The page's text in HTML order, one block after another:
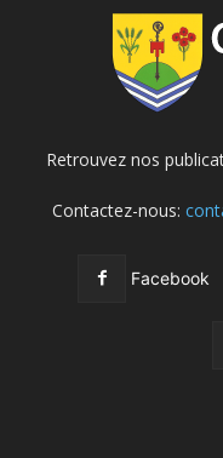
Retrouvez nos
Contactez-nous:
Facebook